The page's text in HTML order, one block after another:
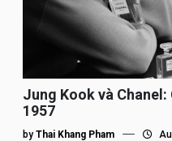
Jung Kook và
1957
by Thai Khang Pham